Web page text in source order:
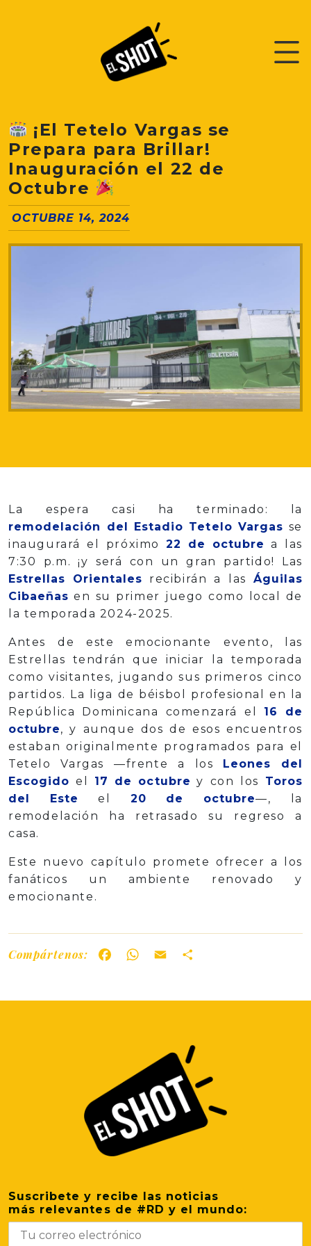
¡El Tetelo Vargas se
Prepara para Brillar!
Inauguración el 22 de
Octubre
OCTUBRE 14, 2024
La espera casi ha terminado: la
remodelación del Estadio Tetelo Vargas se
inaugurará el próximo22 de octubre a las
7:30 p.m. ¡y será con un gran partido! Las
Estrellas Orientales recibirán a las Águilas
Cibaeñas en su primer juego como local de
la temporada 2024-2025.
Antes de este emocionante evento, las
Estrellas tendrán que iniciar la temporada
como visitantes, jugando sus primeros cinco
partidos. La liga de béisbol profesional en la
República Dominicana comenzará el 16 de
octubre, y aunque dos de esos encuentros
estaban originalmente programados para el
Tetelo Vargas —frente a los Leones del
Escogido el 17 de octubre y con los Toros
del Este
el 20 de octubre—, la
remodelación ha retrasado su regreso a
casa.
Este nuevo capítulo promete ofrecer a los
fanáticos un ambiente renovado y
emocionante.
Compártenos: FacebookWhatsApp
Email
Suscribete y recibe las noticias
más relevantes de #RD y el mundo: